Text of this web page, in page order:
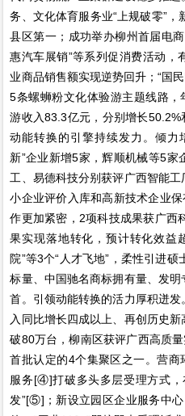
务、文化体育服务业“上规破零”
县区第一；成功举办柳州首届电
惠汽车展销”等系列促消费活动，
业商品销售额实现逆势回升；“国
5条螺蛳粉文化体验游主题线路
游收入83.3亿元，分别增长
动能转换的引擎持续发力。倾力
新”企业新增5家，辉顺机械等5
工、易德科技分别获评广西智能
小企业评价入库和高新技术企业
作更加紧密，2项科技成果获广西
果实现落地转化，预计转化效益
院”等3个“人才飞地”，柔性引进
标量、中国驰名商标拥有量、发
首。引领动能转换的活力厚积迸
入同比增长四成以上、再创历史
破80万台，柳南区获评广西高质
首批认定的4个集聚区之一。营商
服务[④]打破多头多层受理方式，
发”[⑤]；新设立园区企业服务中